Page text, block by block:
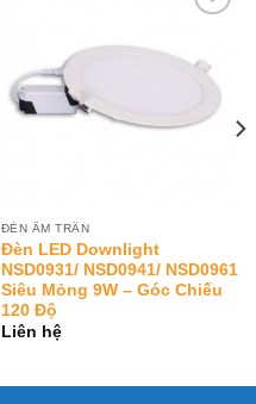
ĐÈN ÂM TRẦN
Đèn LED Downlight
NSD0931/ NSD0941/ NSD0961
Siêu Mỏng 9W – Góc Chiếu
120 Độ
Liên hệ